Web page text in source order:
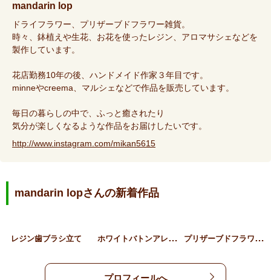
mandarin lop
ドライフラワー、プリザーブドフラワー雑貨。
時々、鉢植えや生花、お花を使ったレジン、アロマサシェなどを
製作しています。
花店勤務10年の後、ハンドメイド作家３年目です。
minneやcreema、マルシェなどで作品を販売しています。
毎日の暮らしの中で、ふっと癒されたり
気分が楽しくなるような作品をお届けしたいです。
http://www.instagram.com/mikan5615
mandarin lopさんの新着作品
レジン歯ブラシ立て ホ
ワイトバトンアレンジメン… プ
リザーブドフラワーブルー…